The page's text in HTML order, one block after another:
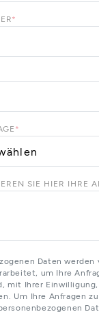
*
*
SIE HIER IHRE
Daten werden
um Ihre
mit Ihrer Einwilligung,
Um Ihre Anfragen